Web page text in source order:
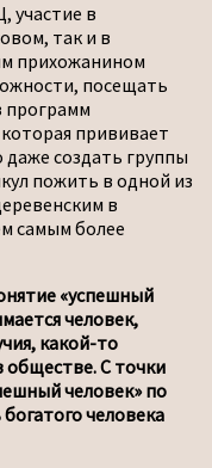
участие в
так и в
прихожанином
посещать
программ
прививает
создать группы
пожить в одной из
в
самым более
«успешный
человек,
какой-то
обществе. С точки
человек» по
человека